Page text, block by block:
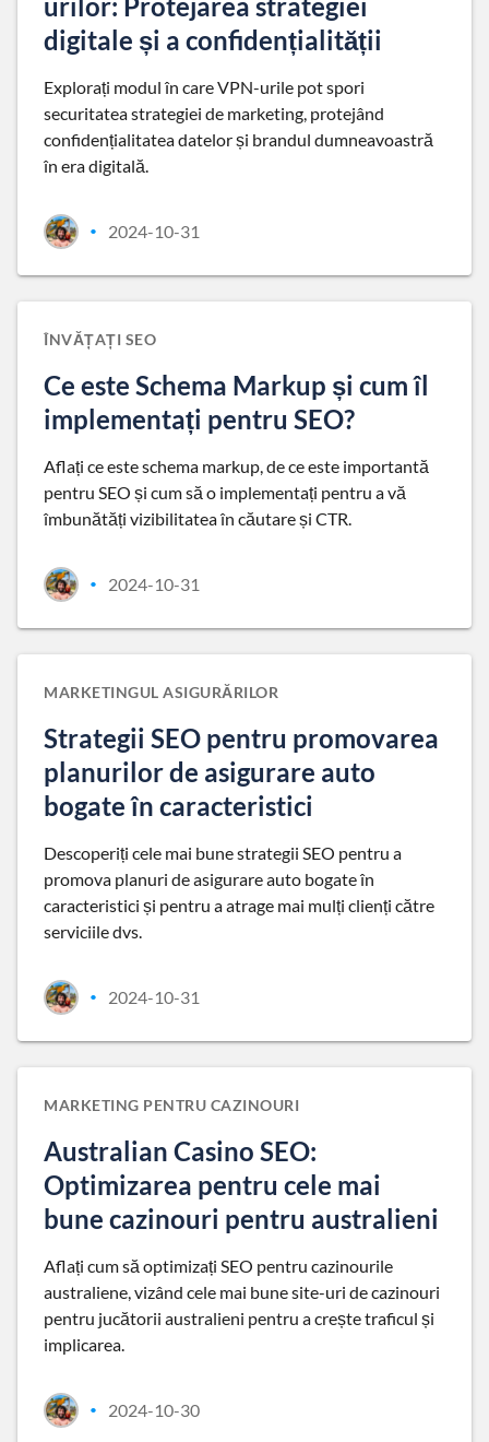
digitale și a confidențialității
Explorați modul în care VPN-urile pot spori
securitatea strategiei de marketing, protejând
confidențialitatea datelor și brandul dumneavoastră
în era digitală.
• 2024-10-31
ÎNVĂȚAȚI SEO
Ce este Schema Markup și cum îl
implementați pentru SEO?
Aflați ce este schema markup, de ce este importantă
pentru SEO și cum să o implementați pentru a vă
îmbunătăți vizibilitatea în căutare și CTR.
• 2024-10-31
MARKETINGUL ASIGURĂRILOR
Strategii SEO pentru promovarea
planurilor de asigurare auto
bogate în caracteristici
Descoperiți cele mai bune strategii SEO pentru a
promova planuri de asigurare auto bogate în
caracteristici și pentru a atrage mai mulți clienți către
serviciile dvs.
• 2024-10-31
MARKETING PENTRU CAZINOURI
Australian Casino SEO:
Optimizarea pentru cele mai
bune cazinouri pentru australieni
Aflați cum să optimizați SEO pentru cazinourile
australiene, vizând cele mai bune site-uri de cazinouri
pentru jucătorii australieni pentru a crește traficul și
implicarea.
• 2024-10-30